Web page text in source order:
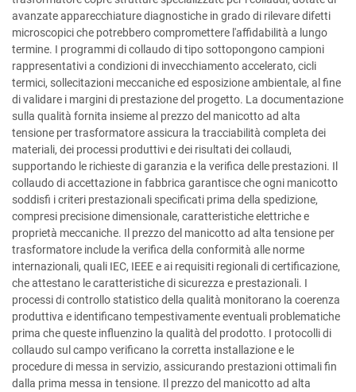
avanzate apparecchiature diagnostiche in grado di rilevare difetti
microscopici che potrebbero compromettere l'affidabilità a lungo
termine. I programmi di collaudo di tipo sottopongono campioni
rappresentativi a condizioni di invecchiamento accelerato, cicli
termici, sollecitazioni meccaniche ed esposizione ambientale, al fine
di validare i margini di prestazione del progetto. La documentazione
sulla qualità fornita insieme al prezzo del manicotto ad alta
tensione per trasformatore assicura la tracciabilità completa dei
materiali, dei processi produttivi e dei risultati dei collaudi,
supportando le richieste di garanzia e la verifica delle prestazioni. Il
collaudo di accettazione in fabbrica garantisce che ogni manicotto
soddisfi i criteri prestazionali specificati prima della spedizione,
compresi precisione dimensionale, caratteristiche elettriche e
proprietà meccaniche. Il prezzo del manicotto ad alta tensione per
trasformatore include la verifica della conformità alle norme
internazionali, quali IEC, IEEE e ai requisiti regionali di certificazione,
che attestano le caratteristiche di sicurezza e prestazionali. I
processi di controllo statistico della qualità monitorano la coerenza
produttiva e identificano tempestivamente eventuali problematiche
prima che queste influenzino la qualità del prodotto. I protocolli di
collaudo sul campo verificano la corretta installazione e le
procedure di messa in servizio, assicurando prestazioni ottimali fin
dalla prima messa in tensione. Il prezzo del manicotto ad alta